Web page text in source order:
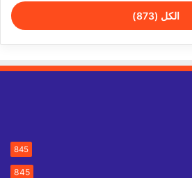
الكل (873)
845
845